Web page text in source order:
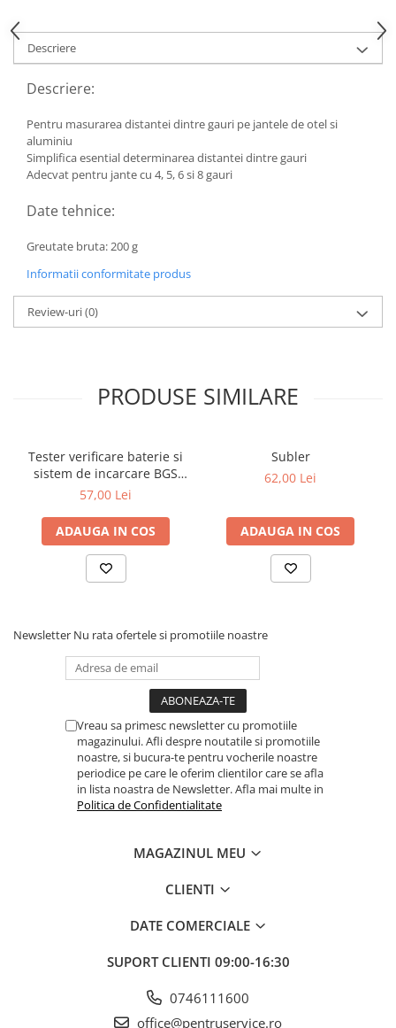
Descriere
Descriere:
Pentru masurarea distantei dintre gauri pe jantele de otel si
aluminiu
Simplifica esential determinarea distantei dintre gauri
Adecvat pentru jante cu 4, 5, 6 si 8 gauri
Date tehnice:
Greutate bruta: 200 g
Informatii conformitate produs
Review-uri(0)
PRODUSE SIMILARE
Tester verificare baterie si
sistem de incarcare BGS
2189
57,00 Lei
ADAUGA IN COS
Subler
62,00 Lei
ADAUGA IN COS
Newsletter Nu rata ofertele si promotiile noastre
Vreau sa primesc newsletter cu promotiile
magazinului. Afli despre noutatile si promotiile
noastre, si bucura-te pentru vocherile noastre
periodice pe care le oferim clientilor care se afla
in lista noastra de Newsletter. Afla mai multe in
Politica de Confidentialitate
MAGAZINUL MEU
CLIENTI
DATE COMERCIALE
SUPORT CLIENTI 09:00-16:30
0746111600
office@pentruservice.ro